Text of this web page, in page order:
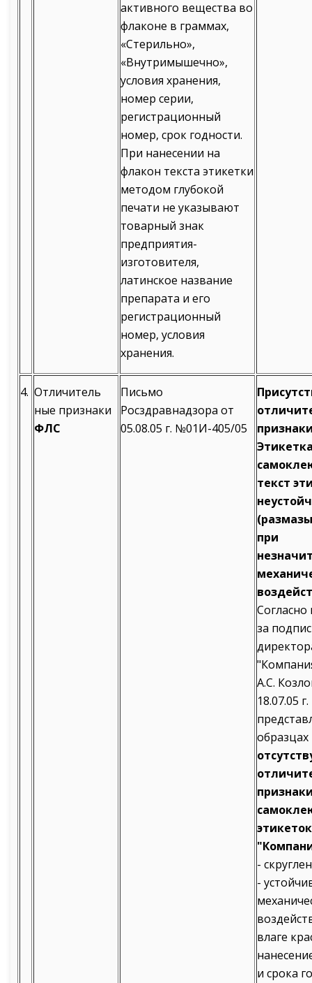
активного вещества во
флаконе в граммах,
«Стерильно»,
«Внутримышечно»,
условия хранения,
номер серии,
регистрационный
номер, срок годности.
При нанесении на
флакон текста этикетки
методом глубокой
печати не указывают
товарный знак
предприятия-
изготовителя,
латинское название
препарата и его
регистрационный
номер, условия
хранения.
4. Отличитель
ные признаки
ФЛС
Письмо
Росздравнадзора от
05.08.05 г. №01И-405/05
текст
при
Согласно
за
А.С.
18.07.05
образцах
-
-
влаге
и срока